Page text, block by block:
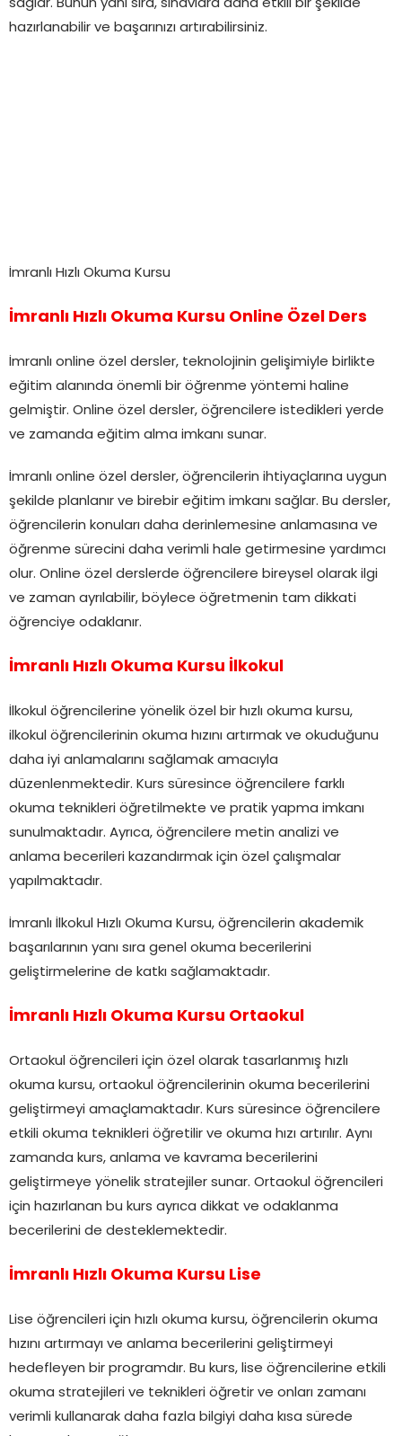
sağlar. Bunun yanı sıra, sınavlara daha etkili bir şekilde
hazırlanabilir ve başarınızı artırabilirsiniz.
İmranlı Hızlı Okuma Kursu
İmranlı Hızlı Okuma Kursu Online Özel Ders
İmranlı online özel dersler, teknolojinin gelişimiyle birlikte
eğitim alanında önemli bir öğrenme yöntemi haline
gelmiştir. Online özel dersler, öğrencilere istedikleri yerde
ve zamanda eğitim alma imkanı sunar.
İmranlı online özel dersler, öğrencilerin ihtiyaçlarına uygun
şekilde planlanır ve birebir eğitim imkanı sağlar. Bu dersler,
öğrencilerin konuları daha derinlemesine anlamasına ve
öğrenme sürecini daha verimli hale getirmesine yardımcı
olur. Online özel derslerde öğrencilere bireysel olarak ilgi
ve zaman ayrılabilir, böylece öğretmenin tam dikkati
öğrenciye odaklanır.
İmranlı Hızlı Okuma Kursu İlkokul
İlkokul öğrencilerine yönelik özel bir hızlı okuma kursu,
ilkokul öğrencilerinin okuma hızını artırmak ve okuduğunu
daha iyi anlamalarını sağlamak amacıyla
düzenlenmektedir. Kurs süresince öğrencilere farklı
okuma teknikleri öğretilmekte ve pratik yapma imkanı
sunulmaktadır. Ayrıca, öğrencilere metin analizi ve
anlama becerileri kazandırmak için özel çalışmalar
yapılmaktadır.
İmranlı İlkokul Hızlı Okuma Kursu, öğrencilerin akademik
başarılarının yanı sıra genel okuma becerilerini
geliştirmelerine de katkı sağlamaktadır.
İmranlı Hızlı Okuma Kursu Ortaokul
Ortaokul öğrencileri için özel olarak tasarlanmış hızlı
okuma kursu, ortaokul öğrencilerinin okuma becerilerini
geliştirmeyi amaçlamaktadır. Kurs süresince öğrencilere
etkili okuma teknikleri öğretilir ve okuma hızı artırılır. Aynı
zamanda kurs, anlama ve kavrama becerilerini
geliştirmeye yönelik stratejiler sunar. Ortaokul öğrencileri
için hazırlanan bu kurs ayrıca dikkat ve odaklanma
becerilerini de desteklemektedir.
İmranlı Hızlı Okuma Kursu Lise
Lise öğrencileri için hızlı okuma kursu, öğrencilerin okuma
hızını artırmayı ve anlama becerilerini geliştirmeyi
hedefleyen bir programdır. Bu kurs, lise öğrencilerine etkili
okuma stratejileri ve teknikleri öğretir ve onları zamanı
verimli kullanarak daha fazla bilgiyi daha kısa sürede